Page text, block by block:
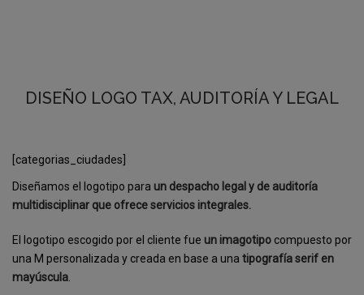
DISEÑO LOGO TAX, AUDITORÍA Y LEGAL
[categorias_ciudades]
Diseñamos el logotipo para un despacho legal y de auditoría
multidisciplinar que ofrece servicios integrales.
El logotipo escogido por el cliente fue un imagotipo compuesto por
una M personalizada y creada en base a una tipografía serif en
mayúscula